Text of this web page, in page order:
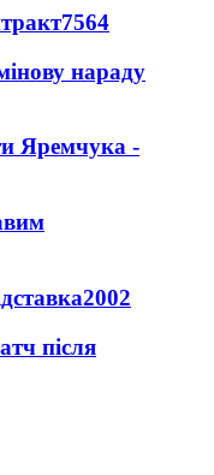
7564
нараду
Яремчука -
2002
після